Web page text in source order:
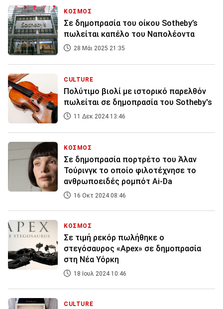
ΚΟΣΜΟΣ
Σε δημοπρασία του οίκου Sotheby’s
πωλείται καπέλο του Ναπολέοντα
28 Μάι 2025 21:35
CULTURE
Πολύτιμο βιολί με ιστορικό παρελθόν
πωλείται σε δημοπρασία του Sotheby's
11 Δεκ 2024 13:46
ΚΟΣΜΟΣ
Σε δημοπρασία πορτρέτο του Άλαν
Τούρινγκ το οποίο φιλοτέχνησε το
ανθρωποειδές ρομπότ Ai-Da
16 Οκτ 2024 08:46
ΚΟΣΜΟΣ
Σε τιμή ρεκόρ πωλήθηκε ο
στεγόσαυρος «Apex» σε δημοπρασία
στη Νέα Υόρκη
18 Ιουλ 2024 10:46
CULTURE